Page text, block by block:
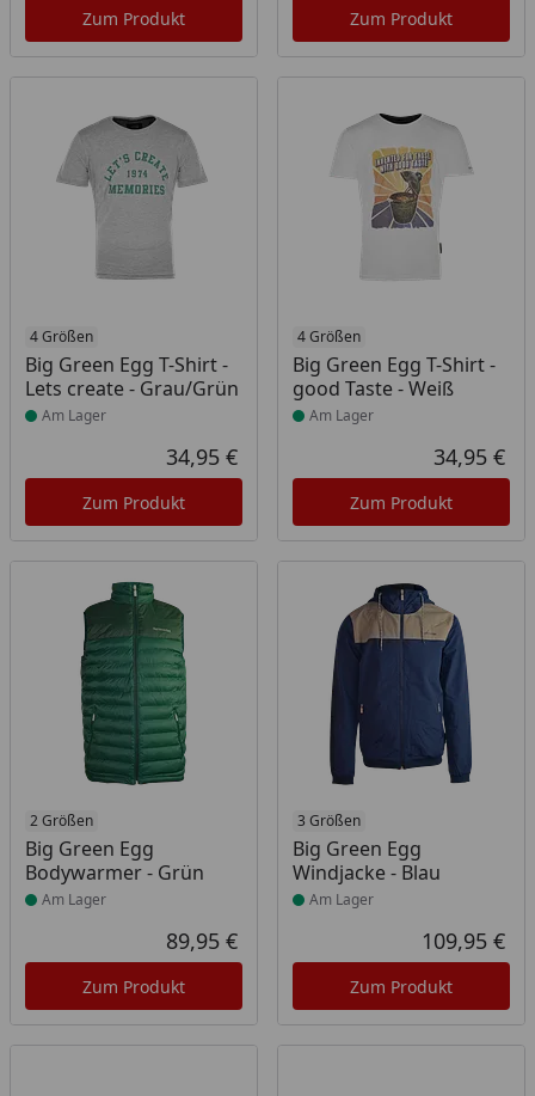
Zum Produkt Zum Produkt
4 Größen
Big Green Egg T-Shirt -
Lets create - Grau/Grün
Produkt am Lager
Am Lager
Aktueller Preis
34,95 €
Zum Produkt
4 Größen
Big Green Egg T-Shirt -
good Taste - Weiß
Produkt am Lager
Am Lager
34,95 €
Zum Produkt
2 Größen
Big Green Egg
Bodywarmer - Grün
Produkt am Lager
Am Lager
Aktueller Preis
89,95 €
Zum Produkt
3 Größen
Big Green Egg
Windjacke - Blau
Produkt am Lager
Am Lager
109,95 €
Zum Produkt